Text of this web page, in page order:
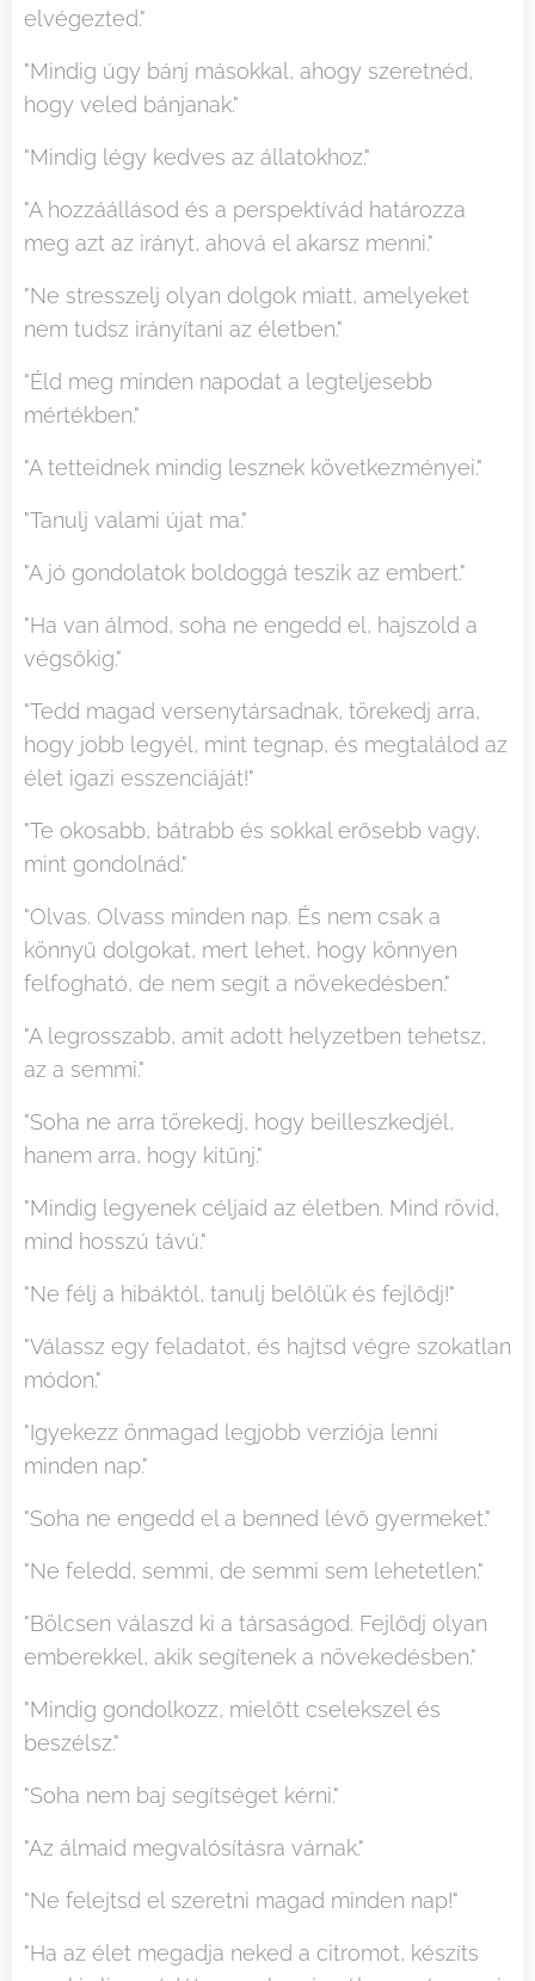
elvégezted."
"Mindig úgy bánj másokkal, ahogy szeretnéd,
hogy veled bánjanak."
"Mindig légy kedves az állatokhoz."
"A hozzáállásod és a perspektívád határozza
meg azt az irányt, ahová el akarsz menni."
"Ne stresszelj olyan dolgok miatt, amelyeket
nem tudsz irányítani az életben."
"Éld meg minden napodat a legteljesebb
mértékben."
"A tetteidnek mindig lesznek következményei."
"Tanulj valami újat ma."
"A jó gondolatok boldoggá teszik az embert."
"Ha van álmod, soha ne engedd el, hajszold a
végsőkig."
"Tedd magad versenytársadnak, törekedj arra,
hogy jobb legyél, mint tegnap, és megtalálod az
élet igazi esszenciáját!"
"Te okosabb, bátrabb és sokkal erősebb vagy,
mint gondolnád."
"Olvas. Olvass minden nap. És nem csak a
könnyű dolgokat, mert lehet, hogy könnyen
felfogható, de nem segít a növekedésben."
"A legrosszabb, amit adott helyzetben tehetsz,
az a semmi."
"Soha ne arra törekedj, hogy beilleszkedjél,
hanem arra, hogy kitűnj."
"Mindig legyenek céljaid az életben. Mind rövid,
mind hosszú távú."
"Ne félj a hibáktól, tanulj belőlük és fejlődj!"
"Válassz egy feladatot, és hajtsd végre szokatlan
módon."
"Igyekezz önmagad legjobb verziója lenni
minden nap."
"Soha ne engedd el a benned lévő gyermeket."
"Ne feledd, semmi, de semmi sem lehetetlen."
"Bölcsen válaszd ki a társaságod. Fejlődj olyan
emberekkel, akik segítenek a növekedésben."
"Mindig gondolkozz, mielőtt cselekszel és
beszélsz."
"Soha nem baj segítséget kérni."
"Az álmaid megvalósításra várnak."
"Ne felejtsd el szeretni magad minden nap!"
"Ha az élet megadja neked a citromot, készíts